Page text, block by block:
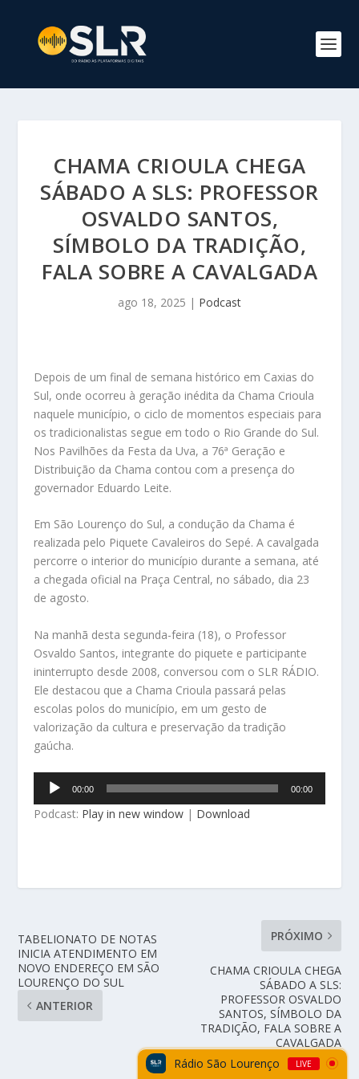
CHAMA CRIOULA CHEGA
SÁBADO A SLS: PROFESSOR
OSVALDO SANTOS,
SÍMBOLO DA TRADIÇÃO,
FALA SOBRE A CAVALGADA
ago 18, 2025 | Podcast
Depois de um final de semana histórico em Caxias do
Sul, onde ocorreu à geração inédita da Chama Crioula
naquele município, o ciclo de momentos especiais para
os tradicionalistas segue em todo o Rio Grande do Sul.
Nos Pavilhões da Festa da Uva, a 76ª Geração e
Distribuição da Chama contou com a presença do
governador Eduardo Leite.
Em São Lourenço do Sul, a condução da Chama é
realizada pelo Piquete Cavaleiros do Sepé. A cavalgada
percorre o interior do município durante a semana, até
a chegada oficial na Praça Central, no sábado, dia 23
de agosto.
Na manhã desta segunda-feira (18), o Professor
Osvaldo Santos, integrante do piquete e participante
ininterrupto desde 2008, conversou com o SLR RÁDIO.
Ele destacou que a Chama Crioula passará pelas
escolas polos do município, em um gesto de
valorização da cultura e preservação da tradição
gaúcha.
Tocador
áudio
00:00 00:00
Podcast: Play in new window | Download
TABELIONATO DE NOTAS
INICIA ATENDIMENTO EM
NOVO ENDEREÇO EM SÃO
LOURENÇO DO SUL
ANTERIOR
PRÓXIMO
CHAMA CRIOULA CHEGA
SÁBADO A SLS:
PROFESSOR OSVALDO
SANTOS, SÍMBOLO DA
TRADIÇÃO, FALA SOBRE A
CAVALGADA
Rádio São Lourenço
LIVE